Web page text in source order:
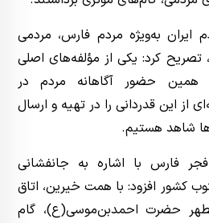
ایران به‌ویژه مردم فارس، مردمی
کرد: یکی از مؤلفه‌های اصلی
همین حضور آگاهانه مردم در
از این قدردانی را در تهیه و ارسال
شاهد هستیم.
فارس با اشاره به جانفشانی
کشور افزود: با همت خیرین، اتاق
حضرت احمدبن‌موسی(ع)، گام